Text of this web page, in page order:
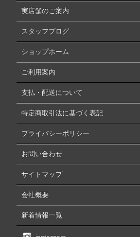
実店舗のご案内
スタッフブログ
ショップホーム
ご利用案内
支払・配送について
特定商取引法に基づく表記
プライバシーポリシー
お問い合わせ
サイトマップ
会社概要
新着情報一覧